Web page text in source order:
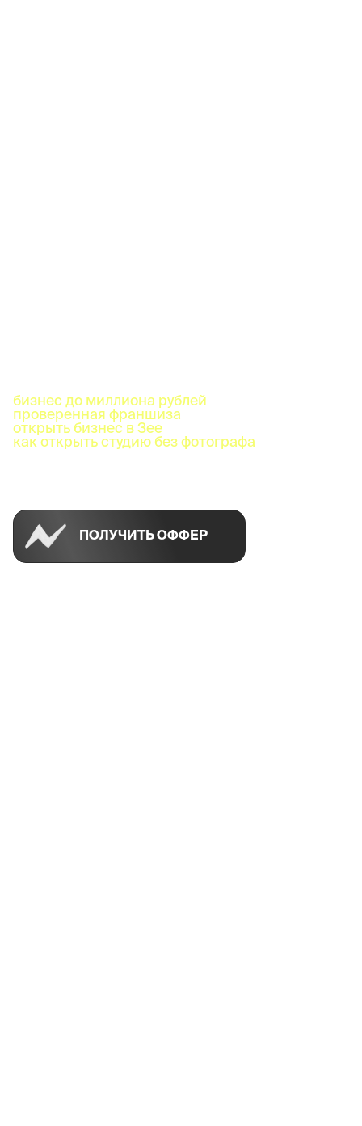
бизнес до миллиона рублей
проверенная франшиза
открыть бизнес в Зее
как открыть студию без фотографа
ПОЛУЧИТЬ ОФФЕР